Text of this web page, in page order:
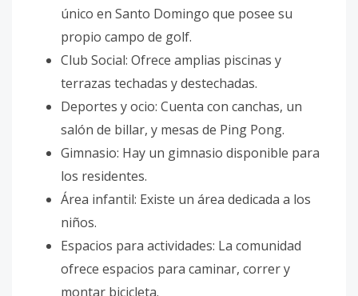
único en Santo Domingo que posee su
propio campo de golf.
Club Social: Ofrece amplias piscinas y
terrazas techadas y destechadas.
Deportes y ocio: Cuenta con canchas, un
salón de billar, y mesas de Ping Pong.
Gimnasio: Hay un gimnasio disponible para
los residentes.
Área infantil: Existe un área dedicada a los
niños.
Espacios para actividades: La comunidad
ofrece espacios para caminar, correr y
montar bicicleta.